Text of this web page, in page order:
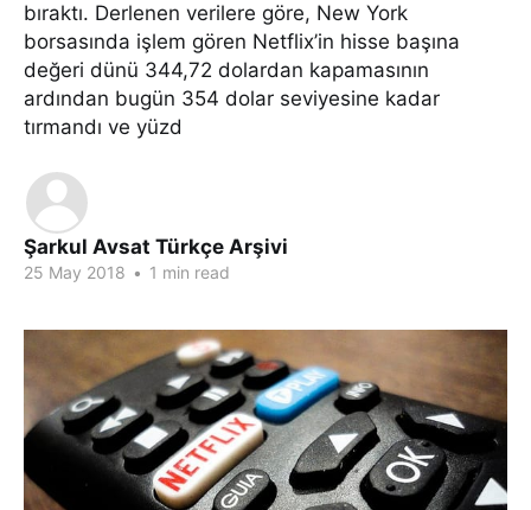
bıraktı. Derlenen verilere göre, New York
borsasında işlem gören Netflix’in hisse başına
değeri dünü 344,72 dolardan kapamasının
ardından bugün 354 dolar seviyesine kadar
tırmandı ve yüzd
Şarkul Avsat Türkçe Arşivi
25 May 2018 • 1 min read